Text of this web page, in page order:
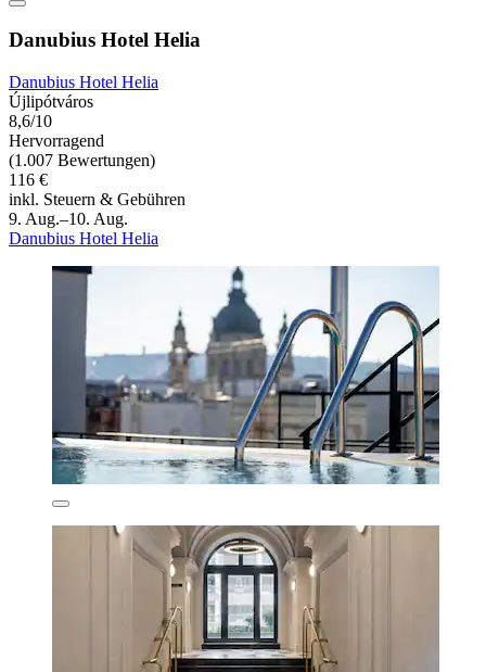
Danubius Hotel Helia
Danubius Hotel Helia
Újlipótváros
8,6/10
Hervorragend
(1.007 Bewertungen)
116 €
inkl. Steuern & Gebühren
9. Aug.–10. Aug.
Danubius Hotel Helia